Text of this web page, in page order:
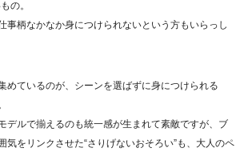
の。
事柄なかなか身につけられないという方もいらっし
めているのが、シーンを選ばずに身につけられる
デルで揃えるのも統一感が生まれて素敵ですが、ブ
気をリンクさせた“さりげないおそろい”も、大人のペ